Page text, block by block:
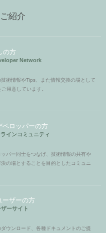
紹介
の方
Network
術情報やTips、また情報交換の場として
用意しています。
ベロッパーの方
インコミュニティ
パー同士をつなげ、技術情報の共有や
の場とすることを目的としたコミュニ
ーザーの方
ーサイト
ウンロード、各種ドキュメントのご提